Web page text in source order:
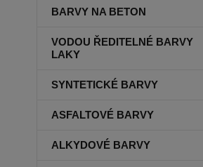
BARVY NA BETON
VODOU ŘEDITELNÉ BARVY
LAKY
SYNTETICKÉ BARVY
ASFALTOVÉ BARVY
ALKYDOVÉ BARVY